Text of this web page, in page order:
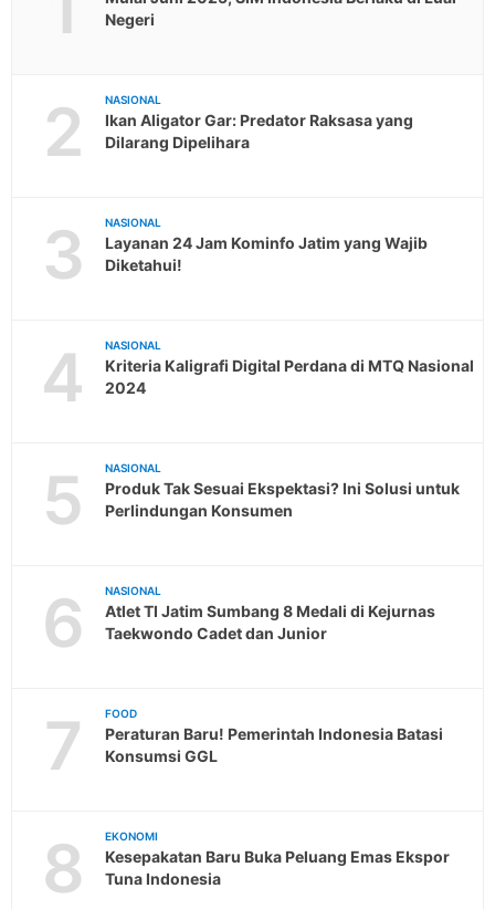
Negeri
2 NASIONAL
Ikan Aligator Gar: Predator Raksasa yang
Dilarang Dipelihara
3 NASIONAL
Layanan 24 Jam Kominfo Jatim yang Wajib
Diketahui!
4 NASIONAL
Kriteria Kaligrafi Digital Perdana di MTQ Nasional
2024
5 NASIONAL
Produk Tak Sesuai Ekspektasi? Ini Solusi untuk
Perlindungan Konsumen
6 NASIONAL
Atlet TI Jatim Sumbang 8 Medali di Kejurnas
Taekwondo Cadet dan Junior
7 FOOD
Peraturan Baru! Pemerintah Indonesia Batasi
Konsumsi GGL
8 EKONOMI
Kesepakatan Baru Buka Peluang Emas Ekspor
Tuna Indonesia